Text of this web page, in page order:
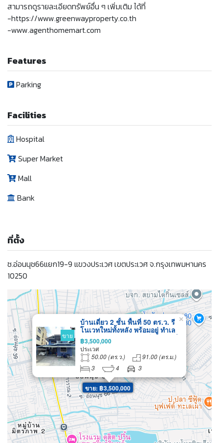
สามารถดูรายละเอียดทรัพย์อื่น ๆ เพิ่มเติม ได้ที่
-https://www.greenwayproperty.co.th
-www.agenthomemart.com
Features
Parking
Facilities
Hospital
Super Market
Mall
Bank
ที่ตั้ง
ซ.อ่อนนุช66แยก19-9 แขวงประเวศ เขตประเวศ จ.กรุงเทพมหานคร
10250
ขาย: ฿3,500,000
ขาย
บ้านเดี่ยว 2 ชั้น พื้นที่ 50 ตร.ว. รี
โนเวทใหม่ทั้งหลัง พร้อมอยู่ ทำเล
ศักยภาพย่านอ่อนนุช-ศรีนครินทร์
ใกล้ MRT สายสีเหลือง เหมาะ
สำหรับครอบครัวใหญ่
฿3,500,000
ประเวศ
50.00 (ตร.ว.)
91.00 (ตร.ม.)
3
4 3
×